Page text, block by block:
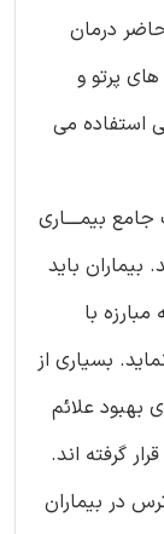
درمان
پرتو و
استفاده می
بیمــــاری
بیماران باید
با
بسیاری از
بهبود علائم
گرفته اند.
در بیماران